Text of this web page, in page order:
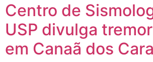
Centro de
USP divulga
em Canaã dos